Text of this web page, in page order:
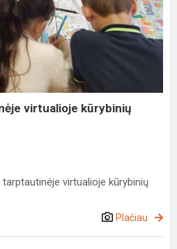
virtualioje kūrybinių
virtualioje kūrybinių
Plačiau